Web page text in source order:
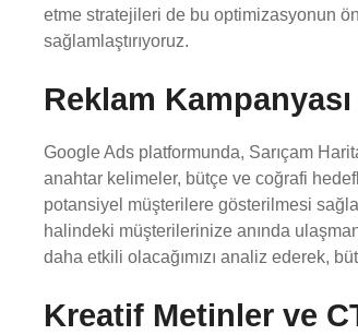
etme stratejileri de bu optimizasyonun
sağlamlaştırıyoruz.
Reklam
Google Ads platformunda, Sarıçam
anahtar kelimeler, bütçe ve coğrafi
potansiyel müşterilere gösterilmesi
halindeki müşterilerinize anında
daha etkili olacağımızı analiz ederek,
Kreatif Metinler ve